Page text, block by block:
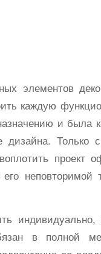
элементов
каждую
и была
Только
проект
неповторимой
индивидуально,
в полной